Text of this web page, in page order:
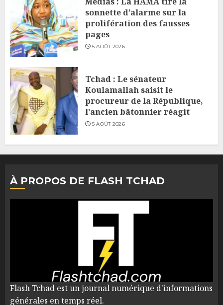
sonnette d’alarme sur la
prolifération des fausses
pages
5 AOÛT 2026
Tchad : Le sénateur
Koulamallah saisit le
procureur de la République,
l’ancien bâtonnier réagit
5 AOÛT 2026
À PROPOS DE FLASH TCHAD
Flash Tchad est un journal numérique d'informations
générales en temps réel.